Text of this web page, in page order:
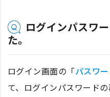
ログインパスワ
た。
ログイン画面の「パスワ
て、ログインパスワード